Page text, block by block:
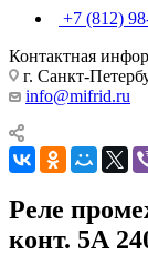
+7 (812)
Контактная
г. Санкт-
info@mifrid.ru
Реле
конт. 5А